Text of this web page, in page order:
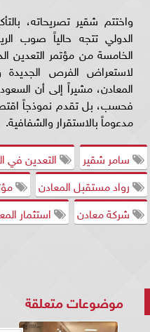
واختتم شقير تصريحاته،
الدولي تتجه حالياً صوب
الخامسة من مؤتمر التعدين
لاستعراض الفرص الجديدة
المعادن، مشيراً إلى أن
فحسب، بل تقدم نموذجاً
مدعوماً بالاستقرار والشفافية.
سامر شقير
التعدين في
رواد مستقبل المعادن
شركة معادن
استثمار
موضوعات متعلقة